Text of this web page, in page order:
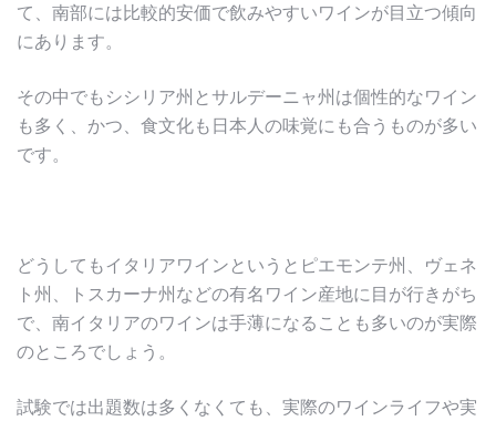
て、南部には比較的安価で飲みやすいワインが目立つ傾向
にあります。
その中でもシシリア州とサルデーニャ州は個性的なワイン
も多く、かつ、食文化も日本人の味覚にも合うものが多い
です。
どうしてもイタリアワインというとピエモンテ州、ヴェネ
ト州、トスカーナ州などの有名ワイン産地に目が行きがち
で、南イタリアのワインは手薄になることも多いのが実際
のところでしょう。
試験では出題数は多くなくても、実際のワインライフや実